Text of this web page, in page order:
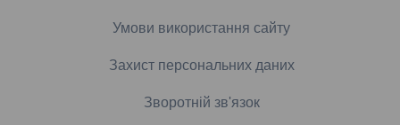
Умови використання сайту
Захист персональних даних
Зворотній зв'язок